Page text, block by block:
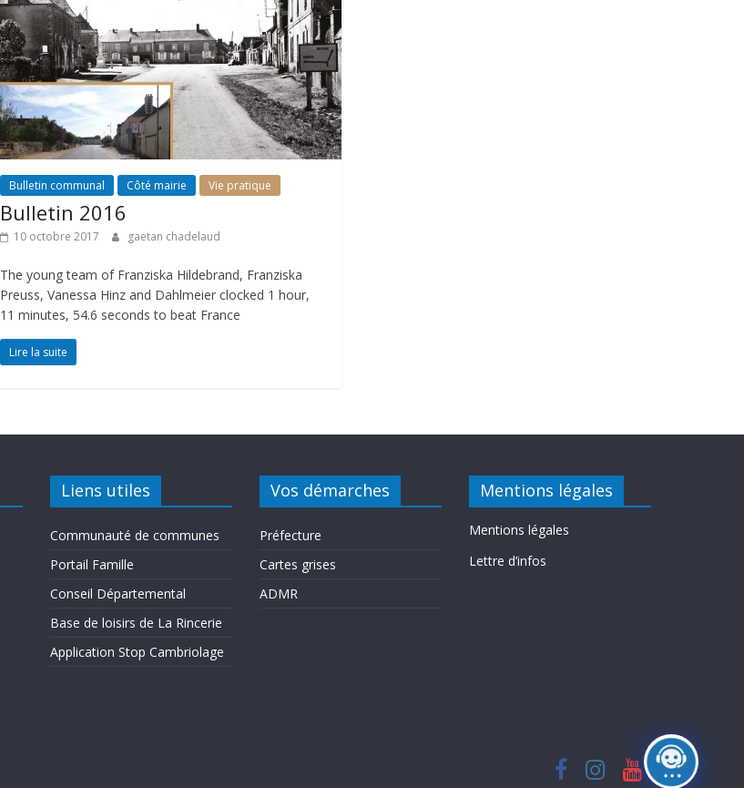
Bulletin communal Côté mairie Vie pratique
Bulletin 2016
10 octobre 2017 gaetan chadelaud
The young team of Franziska Hildebrand, Franziska
Preuss, Vanessa Hinz and Dahlmeier clocked 1 hour,
11 minutes, 54.6 seconds to beat France
Lire la suite
Liens utiles
Communauté de communes
Portail Famille
Conseil Départemental
Base de loisirs de La Rincerie
Application Stop Cambriolage
Vos démarches
Préfecture
Cartes grises
ADMR
Mentions légales
Mentions légales
Lettre d’infos